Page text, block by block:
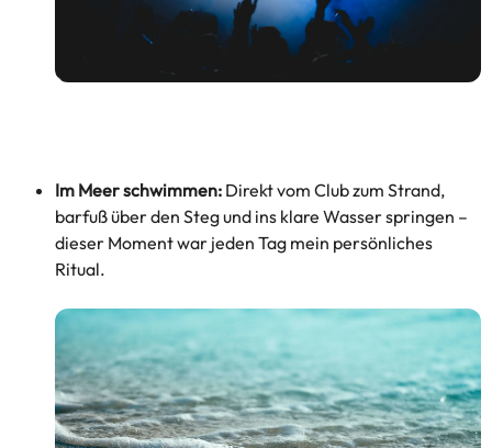
Im Meer schwimmen: Direkt vom Club zum Strand,
barfuß über den Steg und ins klare Wasser springen –
dieser Moment war jeden Tag mein persönliches
Ritual.